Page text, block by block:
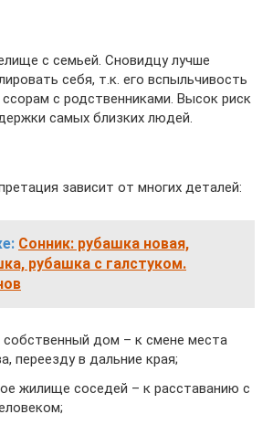
с семьей. Сновидцу лучше
себя, т.к. его вспыльчивость
с родственниками. Высок риск
самых близких людей.
зависит от многих деталей:
Сонник: рубашка новая,
рубашка с галстуком.
собственный дом – к смене места
переезду в дальние края;
жилище соседей – к расставанию с